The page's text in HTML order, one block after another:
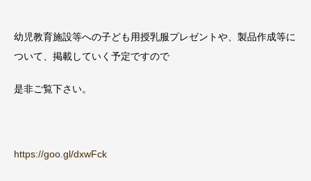
幼児教育施設等への子ども用授乳服プレゼントや、製品作成等に
ついて、掲載していく予定ですので
是非ご覧下さい。
https://goo.gl/dxwFck